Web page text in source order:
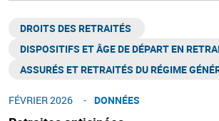
DROITS DES RETRAITÉS ​
DISPOSITIFS ET ÂGE DE DÉPART EN
ASSURÉS ET RETRAITÉS DU RÉGIME
FÉVRIER 2026 DONNÉES